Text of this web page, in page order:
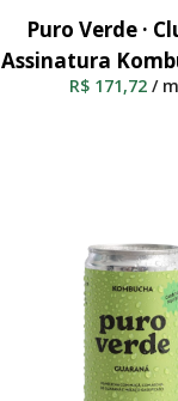
Adicionar Ao
Puro Verde ·
Assinatura
R$171,72 /